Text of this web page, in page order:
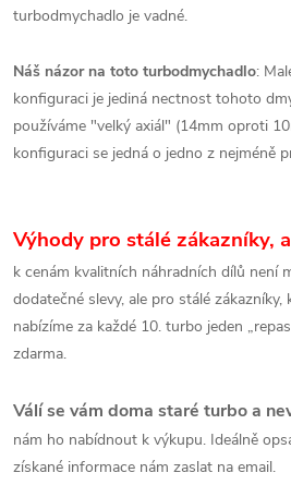
turbodmychadlo je vadné.
Náš názor na toto turbodmychadlo:
konfiguraci je jediná nectnost tohoto
používáme "velký axiál" (14mm oproti
konfiguraci se jedná o jedno z nejméně
Výhody pro stálé zákazníky,
k cenám kvalitních náhradních dílů není
dodatečné slevy, ale pro stálé
nabízíme za každé 10. turbo jeden
zdarma.
Válí se vám doma staré turbo a
nám ho nabídnout k výkupu. Ideálně
získané informace nám zaslat na email.